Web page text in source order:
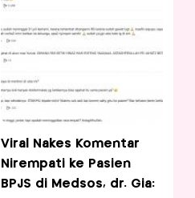
Viral Nakes Komentar
Nirempati ke Pasien
BPJS di Medsos, dr. Gia: